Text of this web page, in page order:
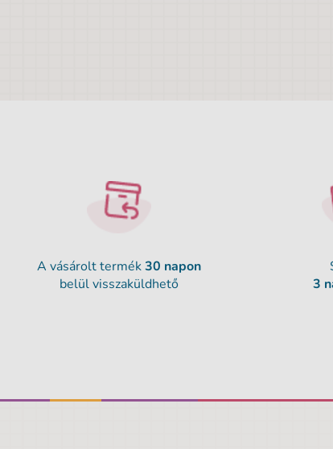
A vásárolt termék30 napon
belül visszaküldhető
3